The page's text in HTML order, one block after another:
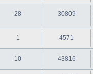
28 30809
1 4571
10 43816